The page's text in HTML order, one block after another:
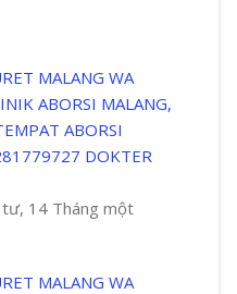
MALANG WA
ABORSI MALANG,
ABORSI
DOKTER
tư, 14 Tháng một
MALANG WA